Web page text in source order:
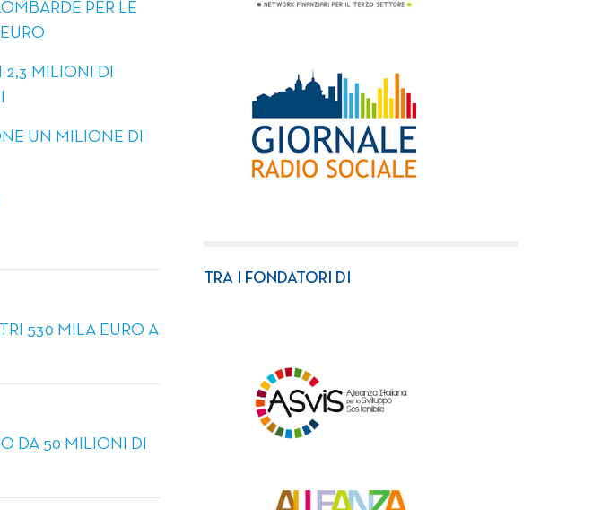
PER LE
2,3 MILIONI DI
UN MILIONE DI
530 MILA EURO A
DA 50 MILIONI DI
TRA I FONDATORI DI